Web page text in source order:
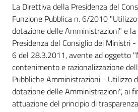
e
Consumatore
Impresa
Digitale
La Direttiva della Presidenza del
Funzione Pubblica n. 6/2010
dotazione delle Amministrazioni" e
Presidenza del Consiglio dei Ministri
6 del 28.3.2011, avente ad oggetto
contenimento e razionalizzazione
Pubbliche Amministrazioni - Utilizzo
dotazione delle Amministrazioni", ai
attuazione del principio di